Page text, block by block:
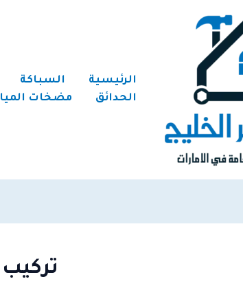
الرئيسية السباكة
الحدائق
مضخات